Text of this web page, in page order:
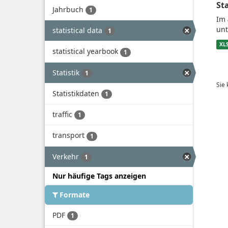
Jahrbuch 1
statistical data 1
statistical yearbook 1
Statistik 1
Statistikdaten 1
traffic 1
transport 1
Verkehr 1
Nur häufige Tags anzeigen
Formate
PDF 1
Im
Sie